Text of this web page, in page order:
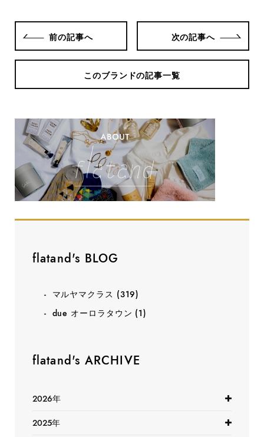
前の記事へ 次の記事へ
このブランドの記事一覧
flatand's BLOG
マルヤマクラス (319)
due オーロラタウン (1)
flatand's ARCHIVE
2026年
2025年